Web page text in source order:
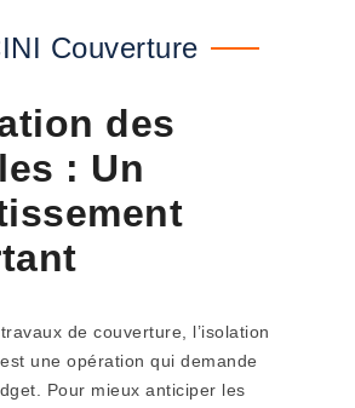
Couverture
des
: Un
de couverture, l’isolation
une opération qui demande
Pour mieux anticiper les